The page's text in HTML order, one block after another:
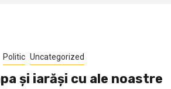
Politic Uncategorized
și iarăși cu ale noastre